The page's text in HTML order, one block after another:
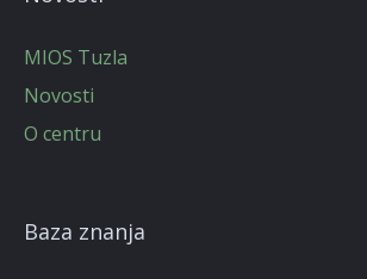
MIOS Tuzla
Novosti
O centru
Baza znanja